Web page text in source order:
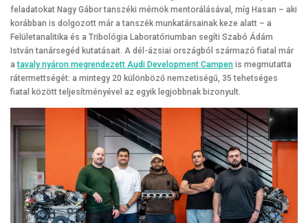
feladatokat Nagy Gábor tanszéki mérnök mentorálásával, míg Hasan – aki
korábban is dolgozott már a tanszék munkatársainak keze alatt – a
Felületanalitika és a Tribológia Laboratóriumban segíti Szabó Ádám
István tanársegéd kutatásait. A dél-ázsiai országból származó fiatal már
atavaly nyáron megrendezett Audi Development Campen is megmutatta
rátermettségét: a mintegy 20 különböző nemzetiségű, 35 tehetséges
fiatal között teljesítményével az egyik legjobbnak bizonyult.